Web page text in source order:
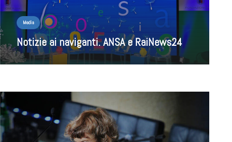
Media
Notizie ai naviganti. ANSA e RaiNews24